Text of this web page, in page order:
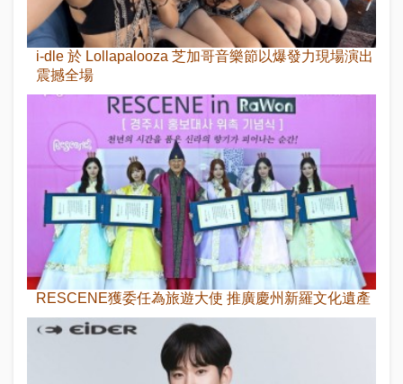
i-dle 於 Lollapalooza 芝加哥音樂節以爆發力現場演出
震撼全場
RESCENE獲委任為旅遊大使 推廣慶州新羅文化遺產